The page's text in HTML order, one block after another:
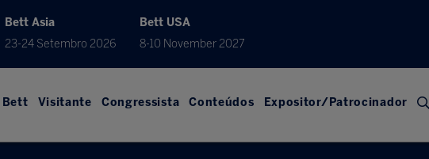
Bett Asia
23-24 Setembro 2026
Bett USA
8-10 November 2027
Bett Visitante Congressista Conteúdos Expositor/Patrocinador